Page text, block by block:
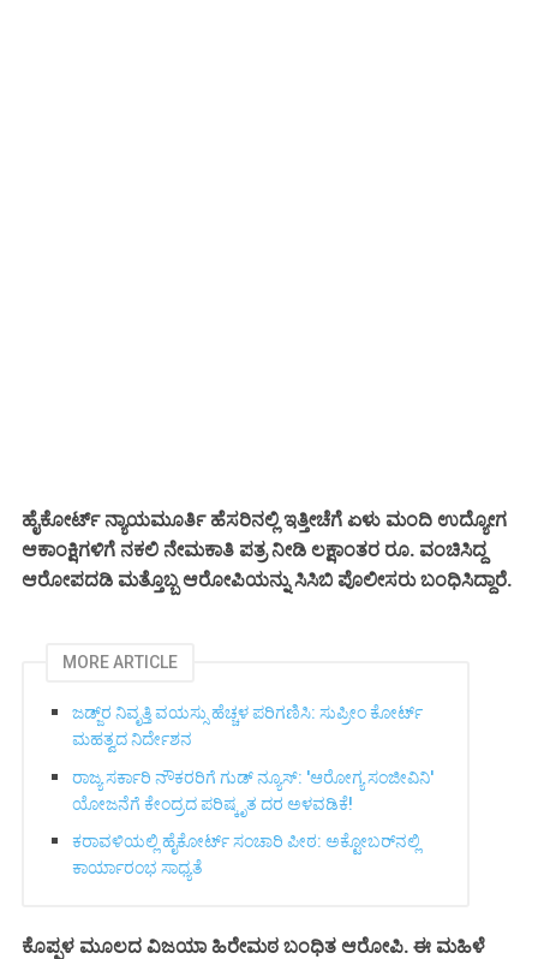
ಹೈಕೋರ್ಟ್ ನ್ಯಾಯಮೂರ್ತಿ ಹೆಸರಿನಲ್ಲಿ ಇತ್ತೀಚೆಗೆ ಏಳು ಮಂದಿ ಉದ್ಯೋಗ
ಆಕಾಂಕ್ಷಿಗಳಿಗೆ ನಕಲಿ ನೇಮಕಾತಿ ಪತ್ರ ನೀಡಿ ಲಕ್ಷಾಂತರ ರೂ. ವಂಚಿಸಿದ್ದ
ಆರೋಪದಡಿ ಮತ್ತೊಬ್ಬ ಆರೋಪಿಯನ್ನು ಸಿಸಿಬಿ ಪೊಲೀಸರು ಬಂಧಿಸಿದ್ದಾರೆ.
MORE ARTICLE
ಜಡ್ಜ್‌ರ ನಿವೃತ್ತಿ ವಯಸ್ಸು ಹೆಚ್ಚಳ ಪರಿಗಣಿಸಿ: ಸುಪ್ರೀಂ ಕೋರ್ಟ್
ಮಹತ್ವದ ನಿರ್ದೇಶನ
ರಾಜ್ಯ ಸರ್ಕಾರಿ ನೌಕರರಿಗೆ ಗುಡ್ ನ್ಯೂಸ್: 'ಆರೋಗ್ಯ ಸಂಜೀವಿನಿ'
ಯೋಜನೆಗೆ ಕೇಂದ್ರದ ಪರಿಷ್ಕೃತ ದರ ಅಳವಡಿಕೆ!
ಕರಾವಳಿಯಲ್ಲಿ ಹೈಕೋರ್ಟ್ ಸಂಚಾರಿ ಪೀಠ: ಅಕ್ಟೋಬರ್‌ನಲ್ಲಿ
ಕಾರ್ಯಾರಂಭ ಸಾಧ್ಯತೆ
ಕೊಪ್ಪಳ ಮೂಲದ ವಿಜಯಾ ಹಿರೇಮಠ ಬಂಧಿತ ಆರೋಪಿ. ಈ ಮಹಿಳೆ